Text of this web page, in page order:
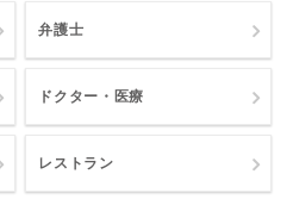
弁護士
ドクター・医療
レストラン